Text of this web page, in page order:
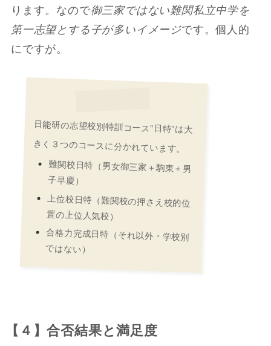
ります。なので御三家ではない難関私立中学を
第一志望とする子が多いイメージです。個人的
にですが。
日能研の志望校別特訓コース”日特”は大
きく３つのコースに分かれています。
難関校日特（男女御三家＋駒東＋男
子早慶）
上位校日特（難関校の押さえ校的位
置の上位人気校）
合格力完成日特（それ以外・学校別
ではない）
【４】合否結果と満足度